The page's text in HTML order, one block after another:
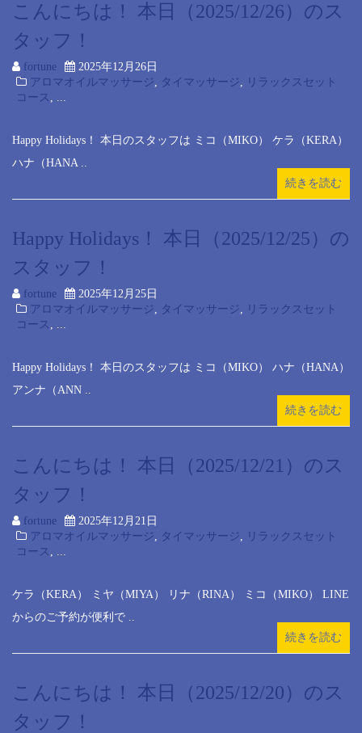
こんにちは！ 本日（2025/12/26）のス
タッフ！
fortune
2025年12月26日
アロマオイルマッサージ, タイマッサージ, リラックスセット
コース , ...
Happy Holidays！ 本日のスタッフは ミコ（MIKO） ケラ（KERA）
ハナ（HANA ..
続きを読む
Happy Holidays！ 本日（2025/12/25）の
スタッフ！
fortune
2025年12月25日
アロマオイルマッサージ, タイマッサージ, リラックスセット
コース , ...
Happy Holidays！ 本日のスタッフは ミコ（MIKO） ハナ（HANA）
アンナ（ANN ..
続きを読む
こんにちは！ 本日（2025/12/21）のス
タッフ！
fortune
2025年12月21日
アロマオイルマッサージ, タイマッサージ, リラックスセット
コース , ...
ケラ（KERA） ミヤ（MIYA） リナ（RINA） ミコ（MIKO） LINE
からのご予約が便利で ..
続きを読む
こんにちは！ 本日（2025/12/20）のス
タッフ！